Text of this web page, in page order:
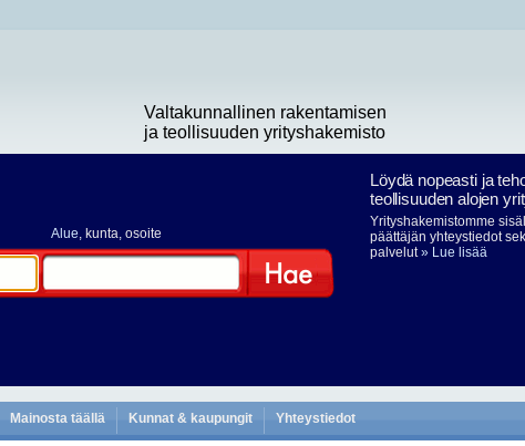
Valtakunnallinen rakentamisen
ja teollisuuden yrityshakemisto
Alue, kunta, osoite
Löydä nopeasti ja
teollisuuden alojen
Yrityshakemistomme
päättäjän yhteystiedot
palvelut» Lue lisää
Mainosta täällä Kunnat & kaupungit Yhteystiedot